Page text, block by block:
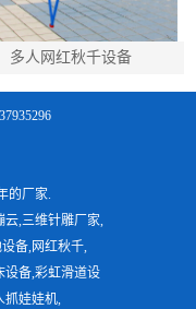
多人网红秋千设备
的厂家.
云,三维针雕厂家,
备,网红秋千,
设备,彩虹滑道设
抓娃娃机,